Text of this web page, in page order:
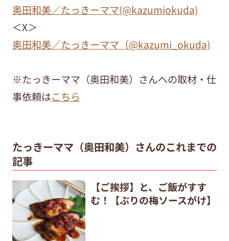
奥田和美／たっきーママ(@kazumiokuda)
＜X＞
奥田和美／たっきーママ（@kazumi_okuda)
※たっきーママ（奥田和美）さんへの取材・仕
事依頼はこちら
たっきーママ（奥田和美）さんのこれまでの
記事
【ご挨拶】と、ご飯がすす
む！【ぶりの梅ソースがけ】